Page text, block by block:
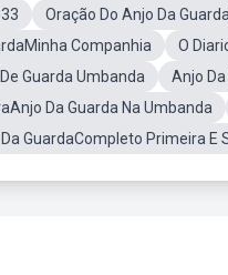
Oração Do Anjo Da
Companhia
O
Guarda Umbanda
Anjo
Da Guarda Na Umbanda
GuardaCompleto Primeira E